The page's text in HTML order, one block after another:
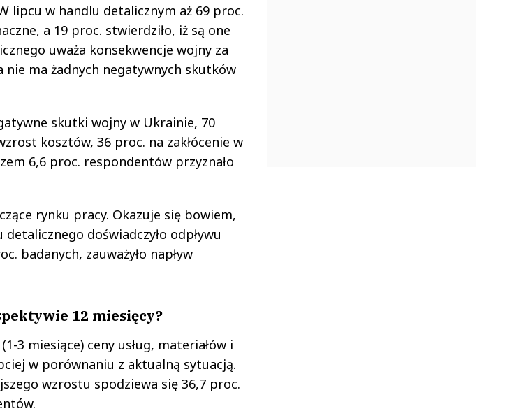
lipcu w handlu detalicznym aż 69 proc.
a 19 proc. stwierdziło, iż są one
uważa konsekwencje wojny za
nie ma żadnych negatywnych skutków
skutki wojny w Ukrainie, 70
kosztów, 36 proc. na zakłócenie w
6,6 proc. respondentów przyznało
rynku pracy. Okazuje się bowiem,
doświadczyło odpływu
badanych, zauważyło napływ
12 miesięcy?
3 miesiące) ceny usług, materiałów i
w porównaniu z aktualną sytuacją.
wzrostu spodziewa się 36,7 proc.